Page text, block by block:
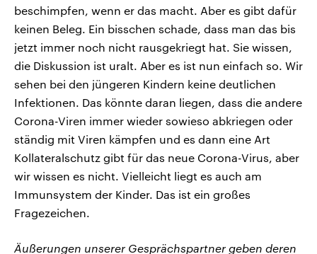
beschimpfen, wenn er das macht. Aber es gibt dafür
keinen Beleg. Ein bisschen schade, dass man das bis
jetzt immer noch nicht rausgekriegt hat. Sie wissen,
die Diskussion ist uralt. Aber es ist nun einfach so. Wir
sehen bei den jüngeren Kindern keine deutlichen
Infektionen. Das könnte daran liegen, dass die andere
Corona-Viren immer wieder sowieso abkriegen oder
ständig mit Viren kämpfen und es dann eine Art
Kollateralschutz gibt für das neue Corona-Virus, aber
wir wissen es nicht. Vielleicht liegt es auch am
Immunsystem der Kinder. Das ist ein großes
Fragezeichen.
Äußerungen unserer Gesprächspartner geben deren